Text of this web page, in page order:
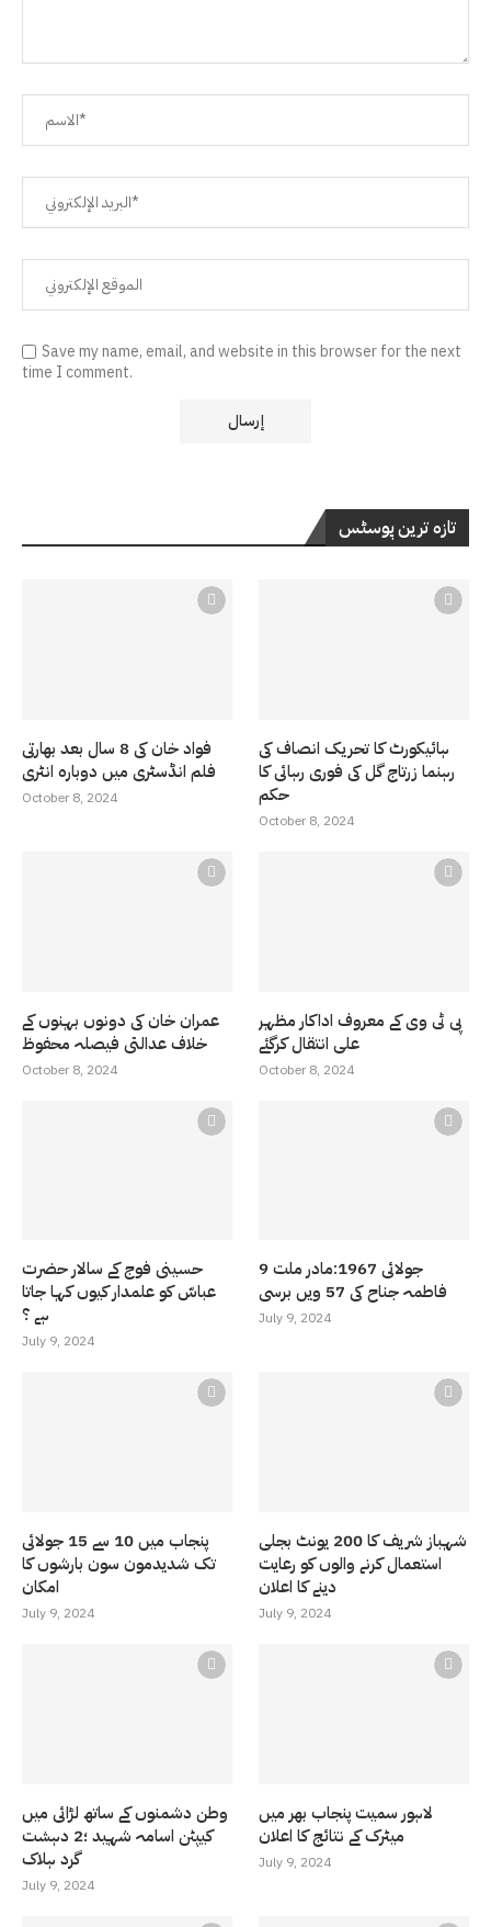
Save my name, email, and website in this browser for the next
time I comment.
تازہ ترین پوسٹس
فواد خان کی 8 سال بعد بھارتی
فلم انڈسٹری میں دوبارہ انٹری
October 8, 2024
ہائیکورٹ کا تحریک انصاف کی
رہنما زرتاج گل کی فوری رہائی کا
حکم
October 8, 2024
عمران خان کی دونوں بہنوں کے
خلاف عدالتی فیصلہ محفوظ
October 8, 2024
پی ٹی وی کے معروف اداکار مظہر
علی انتقال کرگئے
October 8, 2024
حسینی فوج کے سالار حضرت
عباسّ کو علمدار کیوں کہا جاتا
ہے ؟
July 9, 2024
9 جولائی 1967:مادر ملت
فاطمہ جناح کی 57 ویں برسی
July 9, 2024
پنجاب میں 10 سے 15 جولائی
تک شدیدمون سون بارشوں کا
امکان
July 9, 2024
شہباز شریف کا 200 یونٹ بجلی
استعمال کرنے والوں کو رعایت
دینے کا اعلان
July 9, 2024
وطن دشمنوں کے ساتھ لڑائی میں
کیپٹن اسامہ شہید ؛2 دہشت
گرد ہلاک
July 9, 2024
لاہور سمیت پنجاب بھر میں
میٹرک کے نتائج کا اعلان
July 9, 2024